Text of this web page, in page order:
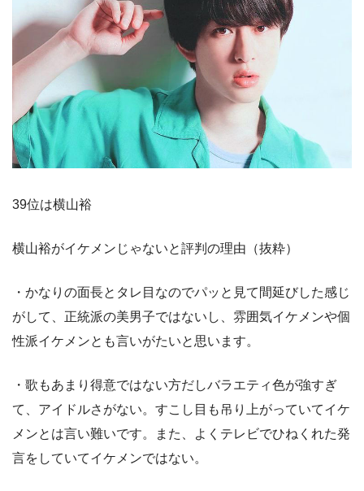
39位は横山裕
横山裕がイケメンじゃないと評判の理由（抜粋）
・かなりの面長とタレ目なのでパッと見て間延びした感じ
がして、正統派の美男子ではないし、雰囲気イケメンや個
性派イケメンとも言いがたいと思います。
・歌もあまり得意ではない方だしバラエティ色が強すぎ
て、アイドルさがない。すこし目も吊り上がっていてイケ
メンとは言い難いです。また、よくテレビでひねくれた発
言をしていてイケメンではない。